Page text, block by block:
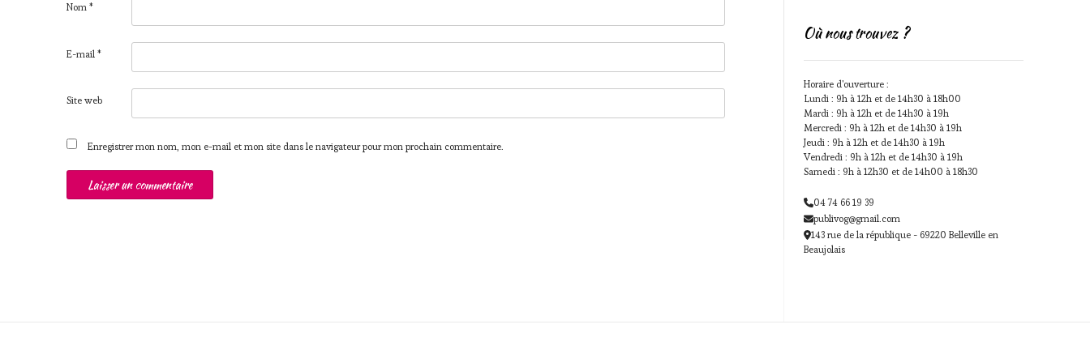
Nom *
E-mail *
Site web
Enregistrer mon nom, mon e-mail et mon site dans le navigateur pour mon prochain commentaire.
Où nous trouvez ?
Horaire d'ouverture :
Lundi : 9h à 12h et de 14h30 à 18h00
Mardi : 9h à 12h et de 14h30 à 19h
Mercredi : 9h à 12h et de 14h30 à 19h
Jeudi : 9h à 12h et de 14h30 à 19h
Vendredi : 9h à 12h et de 14h30 à 19h
Samedi : 9h à 12h30 et de 14h00 à 18h30
04 74 66 19 39
publivog@gmail.com
143 rue de la république - 69220 Belleville en
Beaujolais